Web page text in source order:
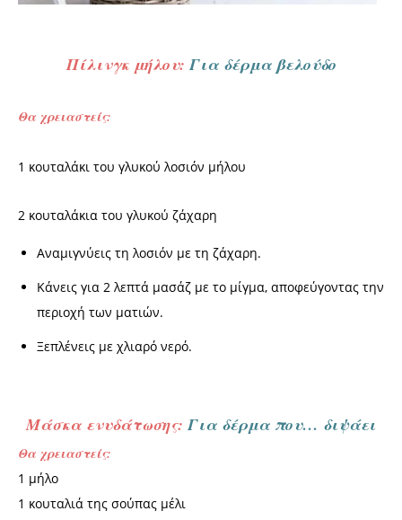
Πίλινγκ μήλου: Για δέρμα βελούδο
Θα χρειαστείς:
1 κουταλάκι του γλυκού λοσιόν μήλου
2 κουταλάκια του γλυκού ζάχαρη
Αναμιγνύεις τη λοσιόν με τη ζάχαρη.
Κάνεις για 2 λεπτά μασάζ με το μίγμα, αποφεύγοντας την
περιοχή των ματιών.
Ξεπλένεις με χλιαρό νερό.
Μάσκα ενυδάτωσης: Για δέρμα που… διψάει
Θα χρειαστείς:
1 μήλο
1 κουταλιά της σούπας μέλι